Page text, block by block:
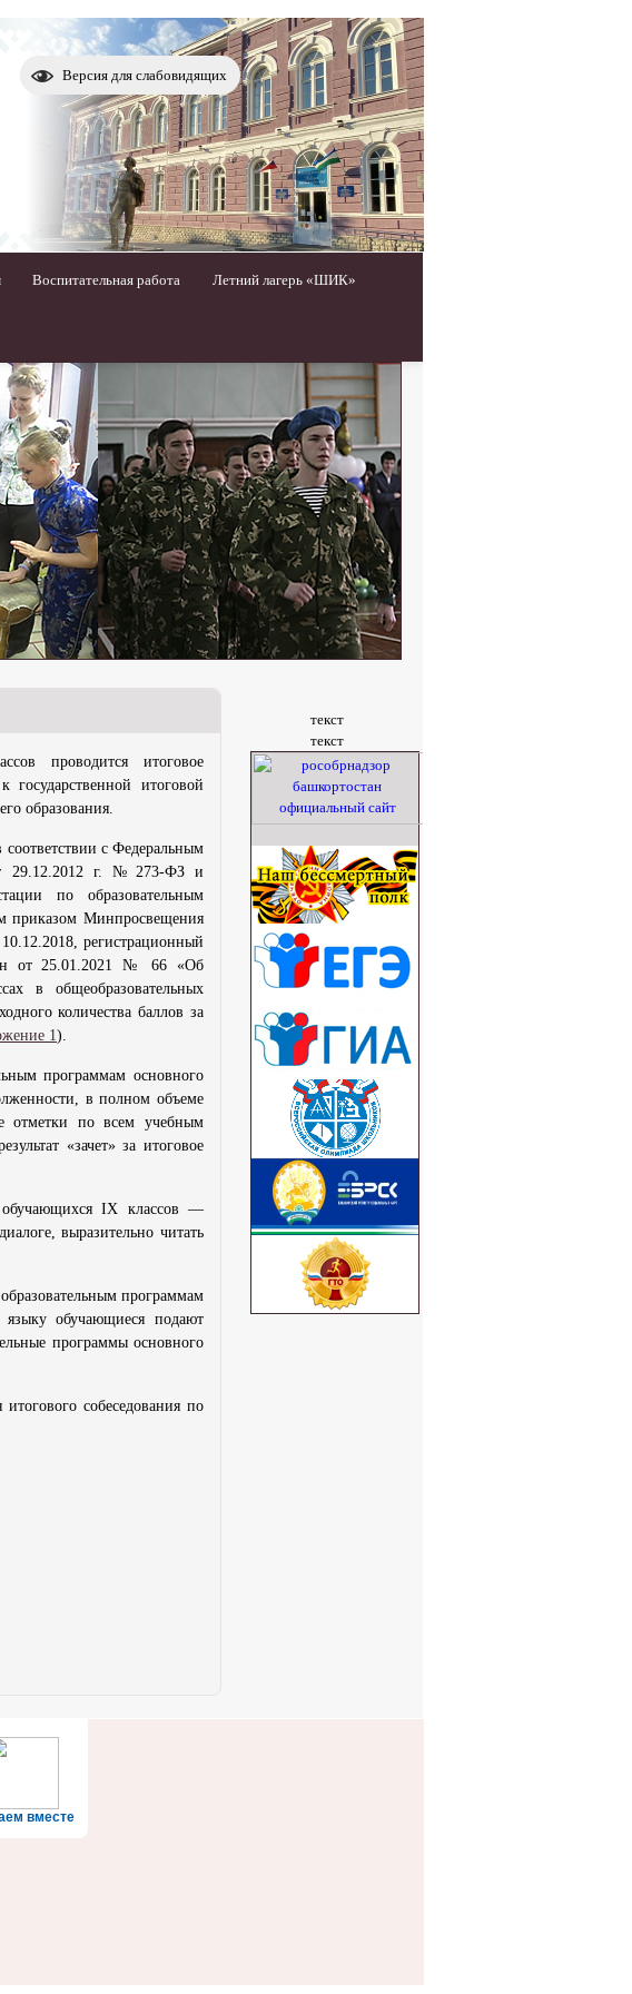
Версия для слабовидящих
Воспитательная работа Летний лагерь «ШИК»
проводится итоговое
государственной итоговой
образования.
соответствии с Федеральным
29.12.2012 г. № 273-ФЗ и
по образовательным
приказом Минпросвещения
регистрационный
от 25.01.2021 № 66 «Об
в общеобразовательных
количества баллов за
1).
программам основного
в полном объеме
отметки по всем учебным
«зачет» за итоговое
обучающихся IX классов —
выразительно читать
программам
языку обучающиеся подают
программы основного
собеседования по
текст
текст
вместе